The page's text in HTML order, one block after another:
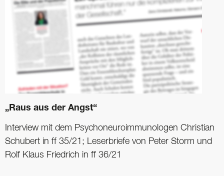
„Raus aus der Angst“
Interview mit dem Psycho­neuroimmunologen Christian
Schubert in ff 35/21; Leserbriefe von Peter Storm und
Rolf Klaus Friedrich in ff 36/21